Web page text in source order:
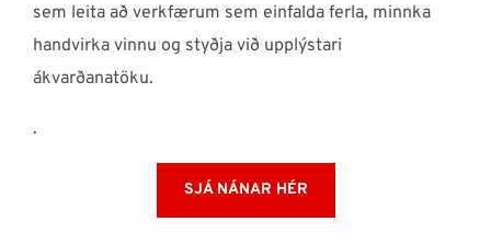
sem leita að verkfærum sem einfalda ferla, minnka
handvirka vinnu og styðja við upplýstari
ákvarðanatöku.
.
SJÁ NÁNAR HÉR